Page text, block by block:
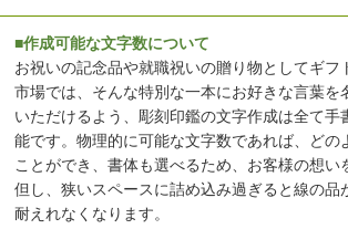
■作成可能な文字数について
お祝いの記念品や就職祝いの贈り物としてギフ
市場では、そんな特別な一本にお好きな言葉を
いただけるよう、彫刻印鑑の文字作成は全て手
能です。物理的に可能な文字数であれば、どの
ことができ、書体も選べるため、お客様の想い
但し、狭いスペースに詰め込み過ぎると線の品
耐えれなくなります。